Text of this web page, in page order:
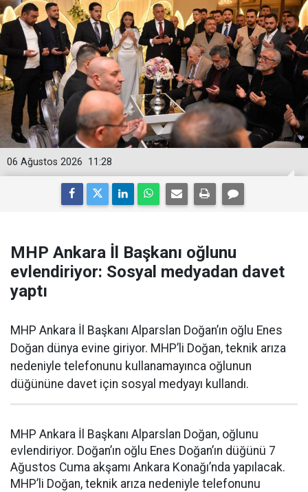
11:28
06 Ağustos 2026
MHP Ankara İl Başkanı oğlunu
evlendiriyor: Sosyal medyadan davet
yaptı
MHP Ankara İl Başkanı Alparslan Doğan’ın oğlu Enes
Doğan dünya evine giriyor. MHP’li Doğan, teknik arıza
nedeniyle telefonunu kullanamayınca oğlunun
düğününe davet için sosyal medyayı kullandı.
MHP Ankara İl Başkanı Alparslan Doğan, oğlunu
evlendiriyor. Doğan’ın oğlu Enes Doğan’ın düğünü 7
Ağustos Cuma akşamı Ankara Konağı’nda yapılacak.
MHP’li Doğan, teknik arıza nedeniyle telefonunu